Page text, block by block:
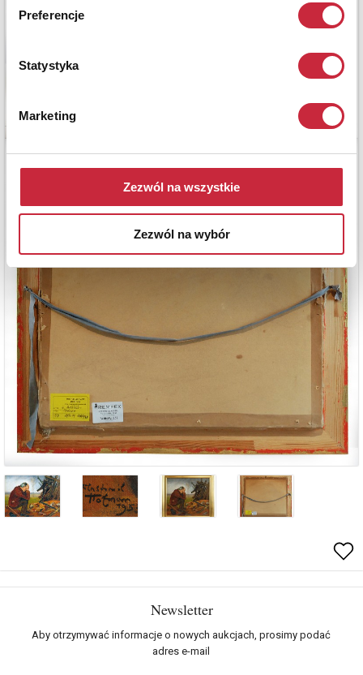
Preferencje
Statystyka
Marketing
Zezwól na wszystkie
Zezwól na wybór
Newsletter
Aby otrzymywać informacje o nowych aukcjach, prosimy podać
adres e-mail